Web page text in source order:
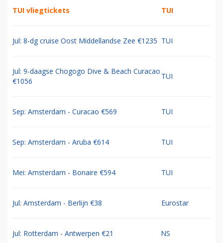
TUI vliegtickets TUI
Jul: 8-dg cruise Oost Middellandse Zee €1235 TUI
Jul: 9-daagse Chogogo Dive & Beach Curacao
€1056
TUI
Sep: Amsterdam - Curacao €569 TUI
Sep: Amsterdam - Aruba €614 TUI
Mei: Amsterdam - Bonaire €594 TUI
Jul: Amsterdam - Berlijn €38 Eurostar
Jul: Rotterdam - Antwerpen €21 NS